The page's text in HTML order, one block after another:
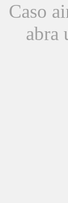
Caso
abra